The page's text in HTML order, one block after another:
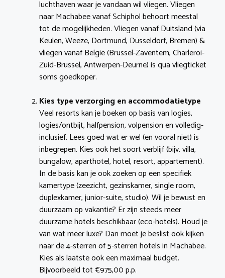
luchthaven waar je vandaan wil vliegen. Vliegen
naar Machabee vanaf Schiphol behoort meestal
tot de mogelijkheden. Vliegen vanaf Duitsland (via
Keulen, Weeze, Dortmund, Düsseldorf, Bremen) &
vliegen vanaf België (Brussel-Zaventem, Charleroi-
Zuid-Brussel, Antwerpen-Deurne) is qua vliegticket
soms goedkoper.
Kies type verzorging en accommodatietype
Veel resorts kan je boeken op basis van logies,
logies/ontbijt, halfpension, volpension en volledig-
inclusief. Lees goed wat er wel (en vooral niet) is
inbegrepen. Kies ook het soort verblijf (bijv. villa,
bungalow, aparthotel, hotel, resort, appartement).
In de basis kan je ook zoeken op een specifiek
kamertype (zeezicht, gezinskamer, single room,
duplexkamer, junior-suite, studio). Wil je bewust en
duurzaam op vakantie? Er zijn steeds meer
duurzame hotels beschikbaar (eco-hotels). Houd je
van wat meer luxe? Dan moet je beslist ook kijken
naar de 4-sterren of 5-sterren hotels in Machabee.
Kies als laatste ook een maximaal budget.
Bijvoorbeeld tot €975,00 p.p.